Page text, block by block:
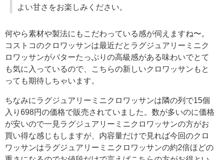
よい甘さをお楽しみください。
何やら素材や製法にもこだわっている感が伺えますね〜。
コストコのクロワッサンは最近だとラグジュアリーミニク
ロワッサンがバターたっぷりの高級感がある味わいでとて
も気に入っているので、こちらの新しいクロワッサンもと
っても期待しちゃいます。
ちなみにラグジュアリーミニクロワッサンは隣の列で15個
入り698円の価格で販売されていました。数が多いのに価格
が安いので一見ラグジュアリーミニクロワッサンの方がお
買い得な感じもしますが、内容量だけで見れば今回のクロ
ワッサンはラグジュアリーミニクロワッサンの約2倍ほどの